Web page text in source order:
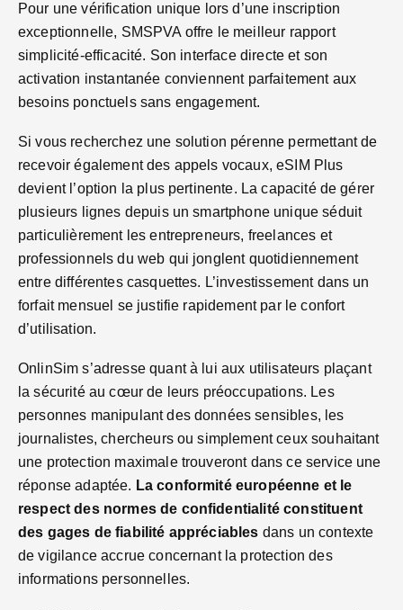
Pour une vérification unique lors d’une inscription
exceptionnelle, SMSPVA offre le meilleur rapport
simplicité-efficacité. Son interface directe et son
activation instantanée conviennent parfaitement aux
besoins ponctuels sans engagement.
Si vous recherchez une solution pérenne permettant de
recevoir également des appels vocaux, eSIM Plus
devient l’option la plus pertinente. La capacité de gérer
plusieurs lignes depuis un smartphone unique séduit
particulièrement les entrepreneurs, freelances et
professionnels du web qui jonglent quotidiennement
entre différentes casquettes. L’investissement dans un
forfait mensuel se justifie rapidement par le confort
d’utilisation.
OnlinSim s’adresse quant à lui aux utilisateurs plaçant
la sécurité au cœur de leurs préoccupations. Les
personnes manipulant des données sensibles, les
journalistes, chercheurs ou simplement ceux souhaitant
une protection maximale trouveront dans ce service une
réponse adaptée. La conformité européenne et le
respect des normes de confidentialité constituent
des gages de fiabilité appréciables dans un contexte
de vigilance accrue concernant la protection des
informations personnelles.